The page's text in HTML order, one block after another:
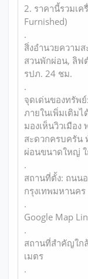
2. ราคานี้รวมเค
Furnished)
.
สิ่งอำนวยความ
สวนพักผ่อน, ลิฟ
รปภ. 24 ชม.
.
จุดเด่นของทรัพ
ภายในเพิ่มเติม
มองเห็นวิวเมือ
สะดวกครบครัน
ผ่อนขนาดใหญ่
.
สถานที่ตั้ง: ถนน
กรุงเทพมหานค
.
Google Map
.
สถานที่สำคัญใก
เมตร
.